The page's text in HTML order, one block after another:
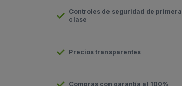
Controles de seguridad de primera
clase
Precios transparentes
Compras con garantía al 100%